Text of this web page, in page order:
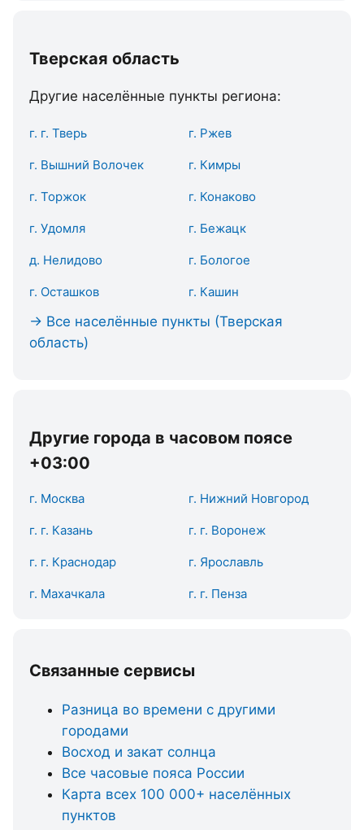
Тверская область
Другие населённые пункты региона:
г. г. Тверь г. Ржев
г. Вышний Волочек г. Кимры
г. Торжок г. Конаково
г. Удомля г. Бежацк
д. Нелидово г. Бологое
г. Осташков г. Кашин
→ Все населённые пункты (Тверская
область)
Другие города в часовом поясе
+03:00
г. Москва г. Нижний Новгород
г. г. Казань г. г. Воронеж
г. г. Краснодар г. Ярославль
г. Махачкала г. г. Пенза
Связанные сервисы
Разница во времени с другими
городами
Восход и закат солнца
Все часовые пояса России
Карта всех 100 000+ населённых
пунктов